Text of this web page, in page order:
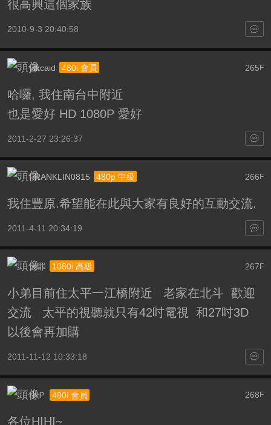
很高興這個家族
2010-9-3 20:40:58
265 F
ytkcaid 480i 會員
哈囉, 我住南台中附近
也是愛好 HD 1080P 愛好
2011-2-27 23:26:37
266 F
FRANKLIN0815 480p 中級
我住豐原.希望能在此與大家有良好的互動交流.
2011-4-11 20:34:19
267 F
天罪 1080i 高級
小弟目前住太平一江橋附近 老家在北斗 歡迎
交流 太平的視聽就只有42吋電視 和27吋3D
以後會再加購
2011-11-12 10:33:18
268 F
小Ｐ 480i 會員
各位HIHI~